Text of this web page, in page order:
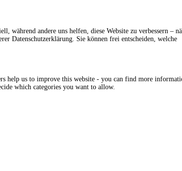
während andere uns helfen, diese Website zu verbessern –
Datenschutzerklärung. Sie können frei entscheiden, welche
help us to improve this website - you can find more
which categories you want to allow.